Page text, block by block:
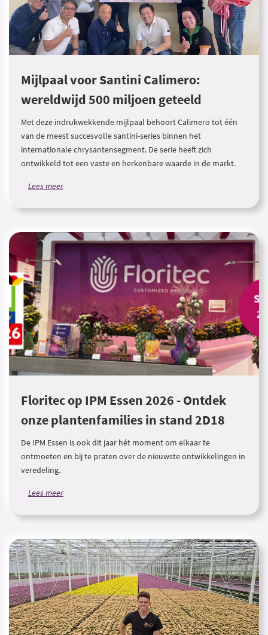
Mijlpaal voor Santini Calimero:
wereldwijd 500 miljoen geteeld
Met deze indrukwekkende mijlpaal behoort Calimero tot één
van de meest succesvolle santini-series binnen het
internationale chrysantensegment. De serie heeft zich
ontwikkeld tot een vaste en herkenbare waarde in de markt.
Lees meer
Floritec op IPM Essen 2026 - Ontdek
onze plantenfamilies in stand 2D18
De IPM Essen is ook dit jaar hét moment om elkaar te
ontmoeten en bij te praten over de nieuwste ontwikkelingen in
veredeling.
Lees meer